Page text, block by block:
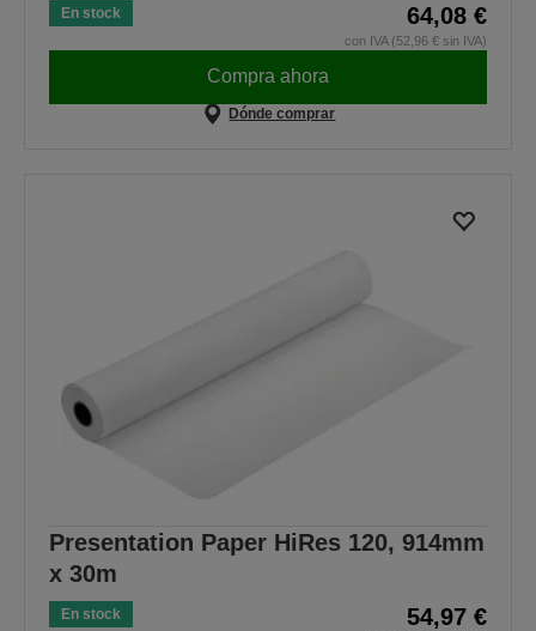
En stock 64,08 €
con IVA (52,96 € sin IVA)
Compra ahora
Dónde comprar
Presentation Paper HiRes 120, 914mm
x 30m
En stock 54,97 €